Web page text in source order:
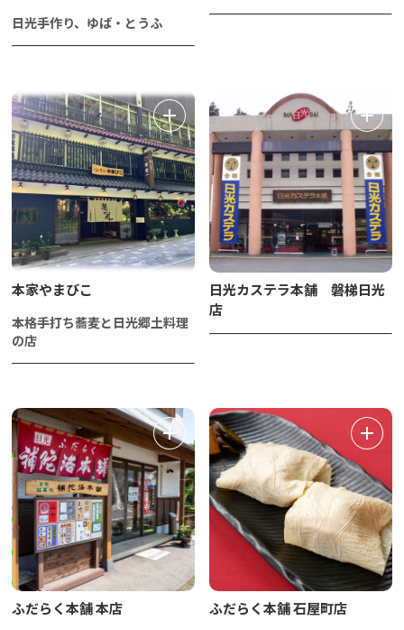
日光手作り、ゆば・とうふ
本家やまびこ
本格手打ち蕎麦と日光郷土料理
の店
日光カステラ本舗 磐梯日光
店
ふだらく本舗 本店 ふだらく本舗 石屋町店